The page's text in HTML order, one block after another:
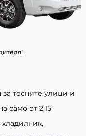
тесните улици и
само от 2,15